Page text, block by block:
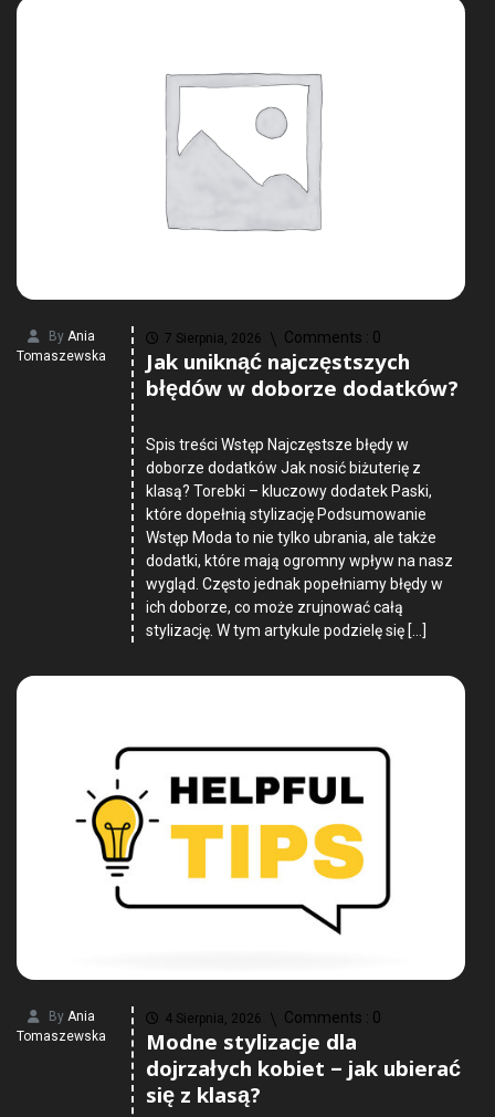
By Ania
Tomaszewska
7 Sierpnia, 2026 Comments : 0
Jak uniknąć najczęstszych
błędów w doborze dodatków?
Spis treści Wstęp Najczęstsze błędy w
doborze dodatków Jak nosić biżuterię z
klasą? Torebki – kluczowy dodatek Paski,
które dopełnią stylizację Podsumowanie
Wstęp Moda to nie tylko ubrania, ale także
dodatki, które mają ogromny wpływ na nasz
wygląd. Często jednak popełniamy błędy w
ich doborze, co może zrujnować całą
stylizację. W tym artykule podzielę się […]
By Ania
Tomaszewska
4 Sierpnia, 2026 Comments : 0
Modne stylizacje dla
dojrzałych kobiet – jak ubierać
się z klasą?